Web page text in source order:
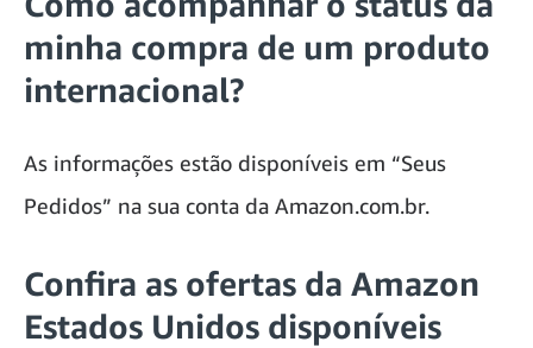
minha compra de um produto
internacional?
As informações estão disponíveis em “Seus
Pedidos” na sua conta da Amazon.com.br.
Confira as ofertas da Amazon
Estados Unidos disponíveis